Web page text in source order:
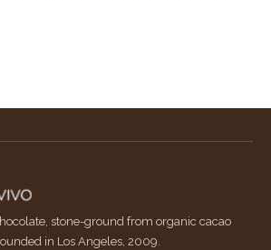
stone-ground from organic cacao
in Los Angeles, 2009.